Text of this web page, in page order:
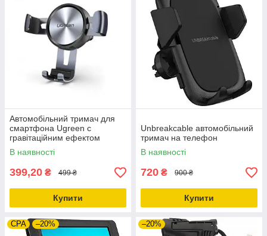
Автомобільний тримач для
смартфона Ugreen c
гравітаційним ефектом
LP130
В наявності
399,20 ₴ 499 ₴
Купити
Unbreakcable автомобільний
тримач на телефон
В наявності
720 ₴ 900 ₴
Купити
CPA –20% –20%